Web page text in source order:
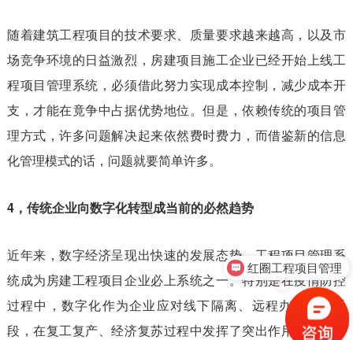
随着建筑工程项目的技术要求、质量要求越来越高，以及市
场竞争环境的日益激烈，房建项目施工企业已经开始上线工
程项目管理系统，必须借此努力实现成本控制，减少成本开
支，才能在竟争中占据优势地位。但是，依赖传统的项目管
理方式，许多问题解决起来依然费时费力，而借鉴新的信息
化管理模式的话，问题就要简单许多。
4，传统企业向数字化转型成当前的必然趋势
近年来，数字经济呈现出快速的发展态势，工程项目管理系
统成为房建工程项目企业必上系统之一。特别是在疫情防控
过程中，数字化作为企业应对线下隔离、远程办公有效手
段，在复工复产、经济复苏过程中发挥了突出作用，成为了
售前咨询